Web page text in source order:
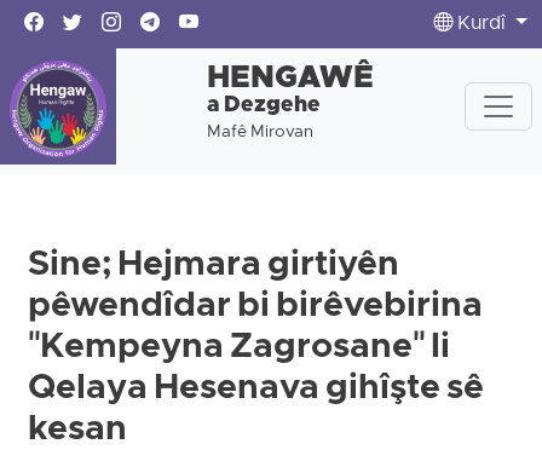
Kurdî
HENGAWÊ
a Dezgehe
Mafê Mirovan
Sine; Hejmara girtiyên
pêwendîdar bi birêvebirina
"Kempeyna Zagrosane" li
Qelaya Hesenava gihîşte sê
kesan